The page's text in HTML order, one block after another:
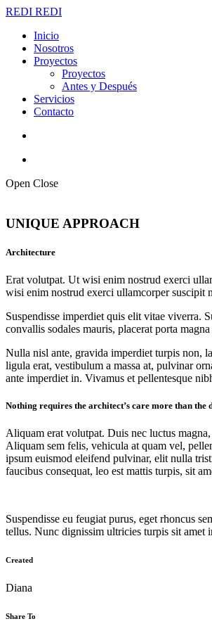
REDI REDI
Inicio
Nosotros
Proyectos
Proyectos
Antes y Después
Servicios
Contacto
Open Close
UNIQUE APPROACH
Architecture
Erat volutpat. Ut wisi enim nostrud exerci
wisi enim nostrud exerci ullamcorper suscipit
Suspendisse imperdiet quis elit vitae viverra.
convallis sodales mauris, placerat porta
Nulla nisl ante, gravida imperdiet turpis non,
ligula erat, vestibulum a massa at, pulvinar
ante imperdiet in. Vivamus et pellentesque
Nothing requires the architect’s care more than
Aliquam erat volutpat. Duis nec luctus
Aliquam sem felis, vehicula at quam vel,
ipsum euismod eleifend pulvinar, elit nulla
faucibus consequat, leo est mattis turpis, sit
Suspendisse eu feugiat purus, eget rhoncus
tellus. Nunc dignissim ultricies turpis sit amet
Created
Diana
Share To